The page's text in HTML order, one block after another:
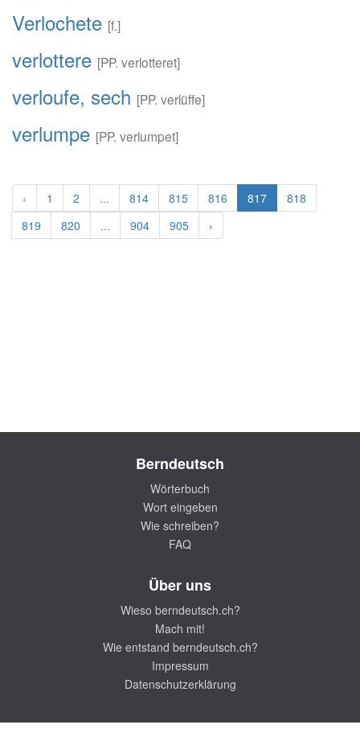
Verlochete [f.]
verlottere [PP. verlotteret]
verloufe, sech [PP. verlüffe]
verlumpe [PP. verlumpet]
‹ 1 2 ... 814 815 816 817
818
819
820 ... 904 905 ›
Berndeutsch
Wörterbuch
Wort eingeben
Wie schreiben?
FAQ
Über uns
Wieso berndeutsch.ch?
Mach mit!
Wie entstand berndeutsch.ch?
Impressum
Datenschutzerklärung